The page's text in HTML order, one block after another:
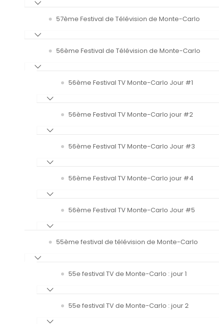
57ème Festival de Télévision de Monte-Carlo
56ème Festival de Télévision de Monte-Carlo
56ème Festival TV Monte-Carlo Jour #1
56ème Festival TV Monte-Carlo jour #2
56ème Festival TV Monte-Carlo Jour #3
56ème Festival TV Monte-Carlo jour #4
56ème Festival TV Monte-Carlo Jour #5
55ème festival de télévision de Monte-Carlo
55e festival TV de Monte-Carlo : jour 1
55e festival TV de Monte-Carlo : jour 2